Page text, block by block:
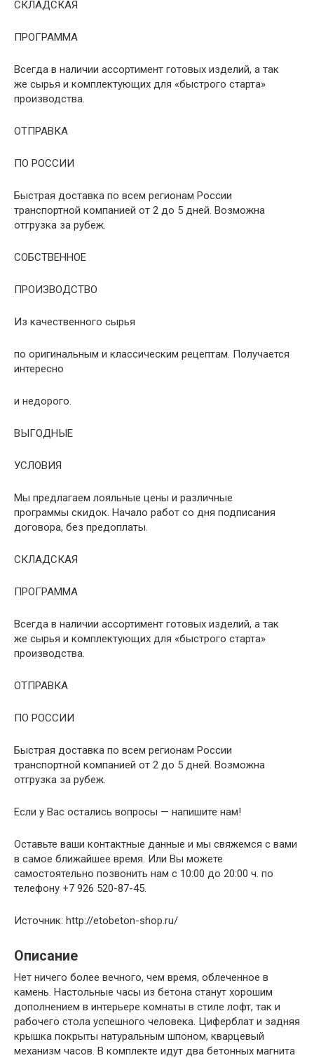
СКЛАДСКАЯ
ПРОГРАММА
Всегда в наличии ассортимент готовых изделий, а так
же сырья и комплектующих для «быстрого старта»
производства.
ОТПРАВКА
ПО РОССИИ
Быстрая доставка по всем регионам России
транспортной компанией от 2 до 5 дней. Возможна
отгрузка за рубеж.
СОБСТВЕННОЕ
ПРОИЗВОДСТВО
Из качественного сырья
по оригинальным и классическим рецептам. Получается
интересно
и недорого.
ВЫГОДНЫЕ
УСЛОВИЯ
Мы предлагаем лояльные цены и различные
программы скидок. Начало работ со дня подписания
договора, без предоплаты.
СКЛАДСКАЯ
ПРОГРАММА
Всегда в наличии ассортимент готовых изделий, а так
же сырья и комплектующих для «быстрого старта»
производства.
ОТПРАВКА
ПО РОССИИ
Быстрая доставка по всем регионам России
транспортной компанией от 2 до 5 дней. Возможна
отгрузка за рубеж.
Если у Вас остались вопросы — напишите нам!
Оставьте ваши контактные данные и мы свяжемся с вами
в самое ближайшее время. Или Вы можете
самостоятельно позвонить нам с 10:00 до 20:00 ч. по
телефону +7 926 520-87-45.
Источник: http://etobeton-shop.ru/
Описание
Нет ничего более вечного, чем время, облеченное в
камень. Настольные часы из бетона станут хорошим
дополнением в интерьере комнаты в стиле лофт, так и
рабочего стола успешного человека. Циферблат и задняя
крышка покрыты натуральным шпоном, кварцевый
механизм часов. В комплекте идут два бетонных магнита